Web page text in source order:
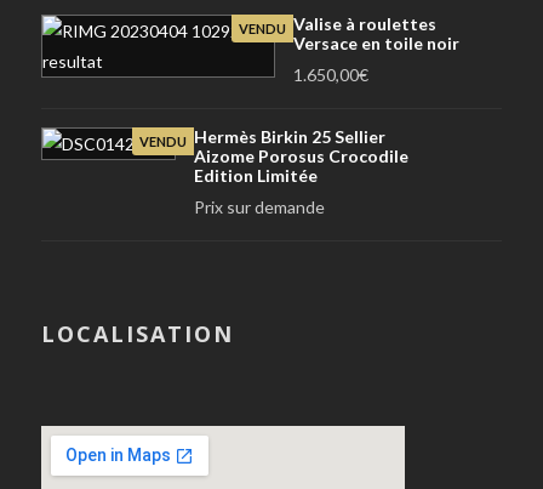
VENDU Valise à roulettes
Versace en toile noir
1.650,00€
VENDU
Hermès Birkin 25 Sellier
Aizome Porosus Crocodile
Edition Limitée
Prix sur demande
LOCALISATION